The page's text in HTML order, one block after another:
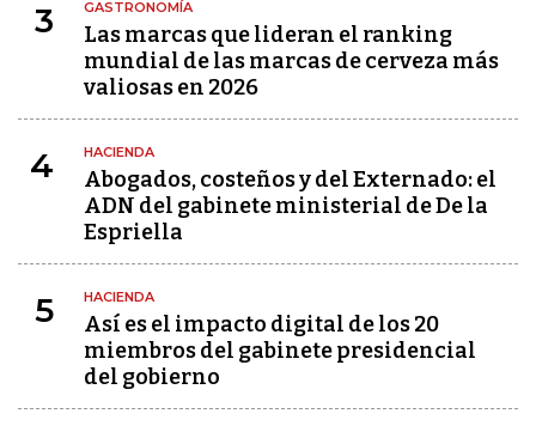
3 GASTRONOMÍA
Las marcas que lideran el ranking
mundial de las marcas de cerveza más
valiosas en 2026
4 HACIENDA
Abogados, costeños y del Externado: el
ADN del gabinete ministerial de De la
Espriella
5 HACIENDA
Así es el impacto digital de los 20
miembros del gabinete presidencial
del gobierno